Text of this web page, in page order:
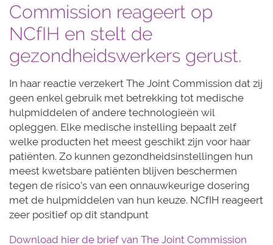
Commission reageert op
NCfIH en stelt de
gezondheidswerkers gerust.
In haar reactie verzekert The Joint Commission dat zij
geen enkel gebruik met betrekking tot medische
hulpmiddelen of andere technologieën wil
opleggen. Elke medische instelling bepaalt zelf
welke producten het meest geschikt zijn voor haar
patiënten. Zo kunnen gezondheidsinstellingen hun
meest kwetsbare patiënten blijven beschermen
tegen de risico’s van een onnauwkeurige dosering
met de hulpmiddelen van hun keuze. NCfIH reageert
zeer positief op dit standpunt
Download hier de brief van The Joint Commission